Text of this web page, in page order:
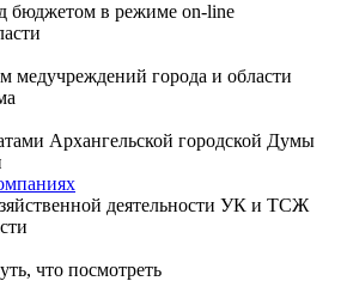
бюджетом в режиме on-line
медучреждений города и области
Архангельской городской Думы
деятельности УК и ТСЖ
что посмотреть